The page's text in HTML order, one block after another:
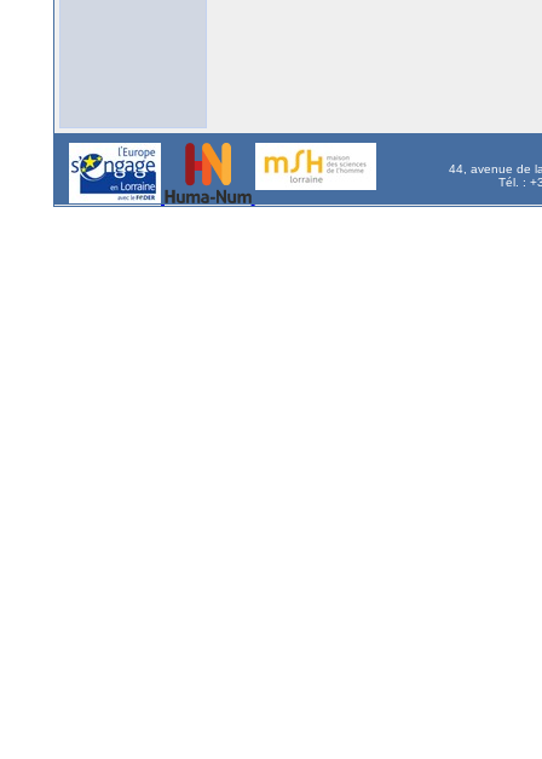
44, avenue de
Tél. :